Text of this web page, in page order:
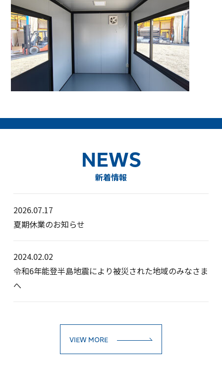
NEWS
新着情報
2026.07.17
夏期休業のお知らせ
2024.02.02
令和6年能登半島地震により被災された地域のみなさま
へ
VIEW MORE